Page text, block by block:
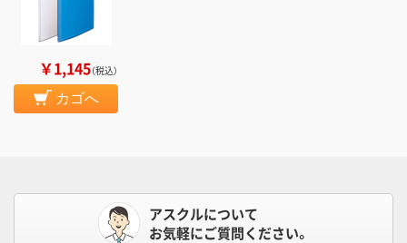
￥1,145（税込）
カゴへ
アスクルについて
お気軽にご質問ください。